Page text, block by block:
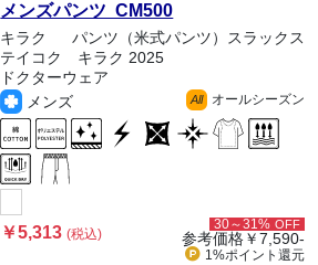
メンズパンツ CM500
キラク
パンツ（米式パンツ）スラックス
テイコク キラク 2025
ドクターウェア
メンズ
All オールシーズン
￥5,313(税込)
30～31% OFF
参考価格￥7,590-
1%ポイント 還元